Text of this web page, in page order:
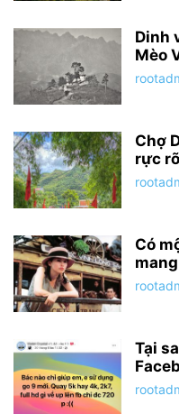
Dinh
Mèo
Chợ
rực
Có
Tại